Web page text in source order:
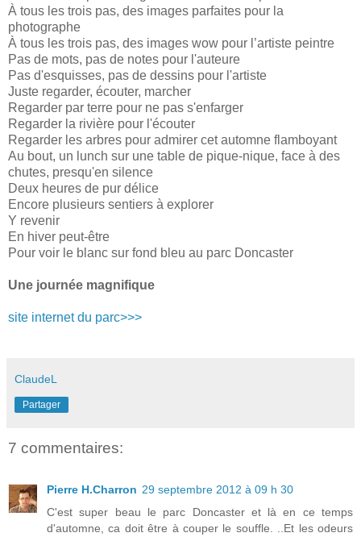
À tous les trois pas, des images parfaites pour la
photographe
À tous les trois pas, des images wow pour l’artiste peintre
Pas de mots, pas de notes pour l'auteure
Pas d'esquisses, pas de dessins pour l'artiste
Juste regarder, écouter, marcher
Regarder par terre pour ne pas s'enfarger
Regarder la rivière pour l'écouter
Regarder les arbres pour admirer cet automne flamboyant
Au bout, un lunch sur une table de pique-nique, face à des
chutes, presqu'en silence
Deux heures de pur délice
Encore plusieurs sentiers à explorer
Y revenir
En hiver peut-être
Pour voir le blanc sur fond bleu au parc Doncaster
Une journée magnifique
site internet du parc>>>
ClaudeL
Partager
7 commentaires:
Pierre H.Charron 29 septembre 2012 à 09 h 30
C'est super beau le parc Doncaster et là en ce temps
d'automne, ca doit être à couper le souffle. ..Et les odeurs